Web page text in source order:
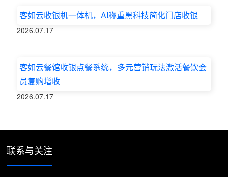
客如云收银机一体机，AI称重黑科技简化门店收银
2026.07.17
客如云餐馆收银点餐系统，多元营销玩法激活餐饮会
员复购增收
2026.07.17
联系与关注